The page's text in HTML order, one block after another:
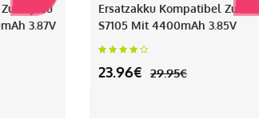
Fujitsu
3.87V
Ersatzakku Kompatibel Zu
S7105 Mit 4400mAh 3.85V
23.96€ 29.95€